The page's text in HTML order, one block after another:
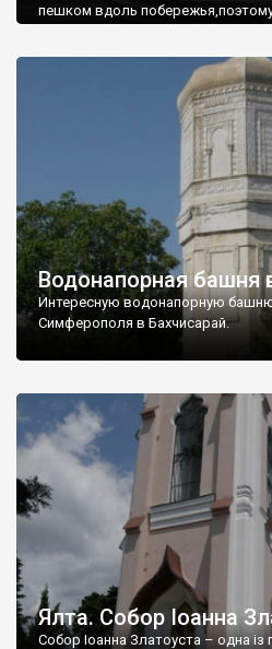
пешком вдоль
Водонапорная башня
Интересную водонапорную
Симферополя в Бахчисарай.
Ялта. Собор Іоанна
Собор Іоанна Златоуста – одна